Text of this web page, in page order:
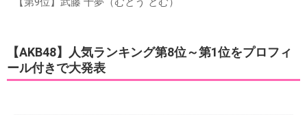
【AKB48】人気ランキング第8位～第1位をプロフィ
ール付きで大発表